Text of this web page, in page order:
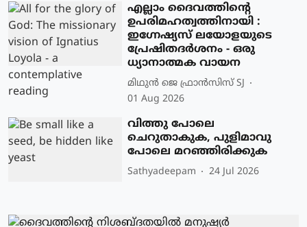
എല്ലാം ദൈവത്തിന്റെ
ഉപരിമഹത്വത്തിനായി :
ഇഗ്നേഷ്യസ് ലയോളയുടെ
പ്രേഷിതദർശനം - ഒരു
ധ്യാനാത്മക വായന
മിഥുന്‍ ജെ ഫ്രാന്‍സിസ് SJ
01 Aug 2026
വിത്തു പോലെ
ചെറുതാകുക, പുളിമാവു
പോലെ മറഞ്ഞിരിക്കുക
Sathyadeepam 24 Jul 2026